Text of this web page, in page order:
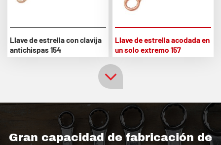
Llave de estrella con clavija
antichispas 154
Llave de estrella acodada en
un solo extremo 157
Gran capacidad de fabricación de